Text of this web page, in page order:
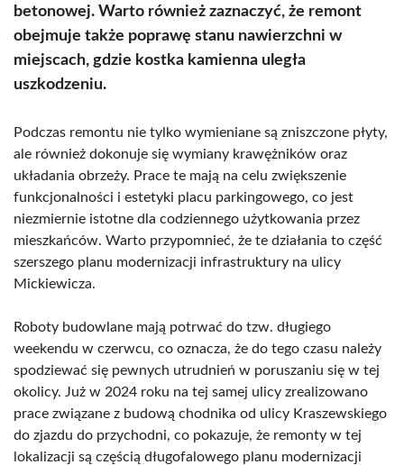
betonowej. Warto również zaznaczyć, że remont
obejmuje także poprawę stanu nawierzchni w
miejscach, gdzie kostka kamienna uległa
uszkodzeniu.
Podczas remontu nie tylko wymieniane są zniszczone płyty,
ale również dokonuje się wymiany krawężników oraz
układania obrzeży. Prace te mają na celu zwiększenie
funkcjonalności i estetyki placu parkingowego, co jest
niezmiernie istotne dla codziennego użytkowania przez
mieszkańców. Warto przypomnieć, że te działania to część
szerszego planu modernizacji infrastruktury na ulicy
Mickiewicza.
Roboty budowlane mają potrwać do tzw. długiego
weekendu w czerwcu, co oznacza, że do tego czasu należy
spodziewać się pewnych utrudnień w poruszaniu się w tej
okolicy. Już w 2024 roku na tej samej ulicy zrealizowano
prace związane z budową chodnika od ulicy Kraszewskiego
do zjazdu do przychodni, co pokazuje, że remonty w tej
lokalizacji są częścią długofalowego planu modernizacji